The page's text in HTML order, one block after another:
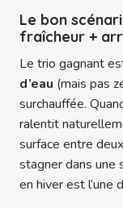
Le bon
fraîcheur +
Le trio gagnant
d’eau (mais pas
surchauffée.
ralentit
surface entre
stagner dans une
en hiver est l’une